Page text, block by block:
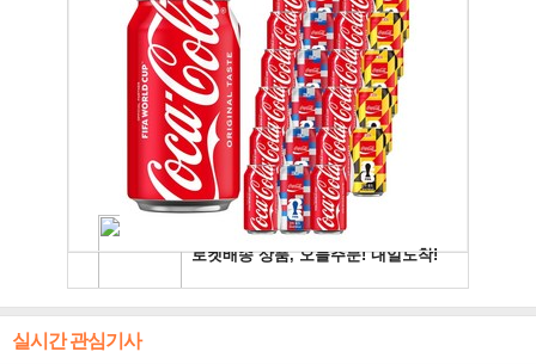
실시간 관심기사